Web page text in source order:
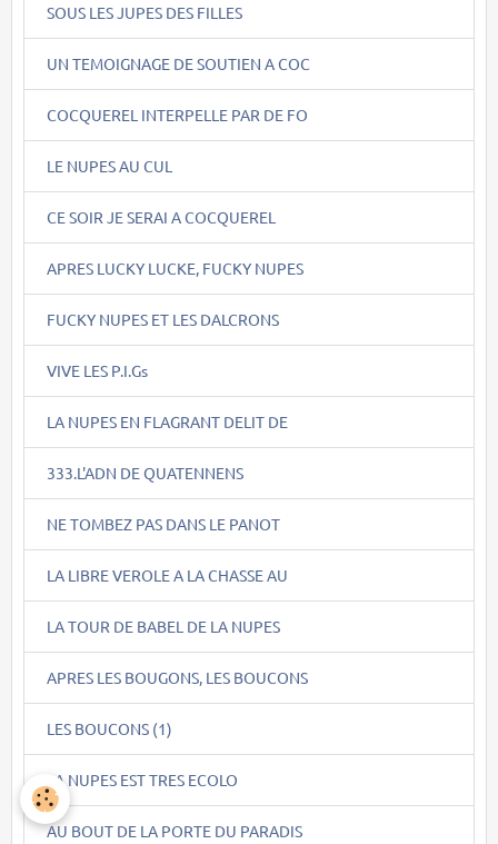
SOUS LES JUPES DES FILLES
UN TEMOIGNAGE DE SOUTIEN A COC
COCQUEREL INTERPELLE PAR DE FO
LE NUPES AU CUL
CE SOIR JE SERAI A COCQUEREL
APRES LUCKY LUCKE, FUCKY NUPES
FUCKY NUPES ET LES DALCRONS
VIVE LES P.I.Gs
LA NUPES EN FLAGRANT DELIT DE
333.L'ADN DE QUATENNENS
NE TOMBEZ PAS DANS LE PANOT
LA LIBRE VEROLE A LA CHASSE AU
LA TOUR DE BABEL DE LA NUPES
APRES LES BOUGONS, LES BOUCONS
LES BOUCONS (1)
LA NUPES EST TRES ECOLO
AU BOUT DE LA PORTE DU PARADIS